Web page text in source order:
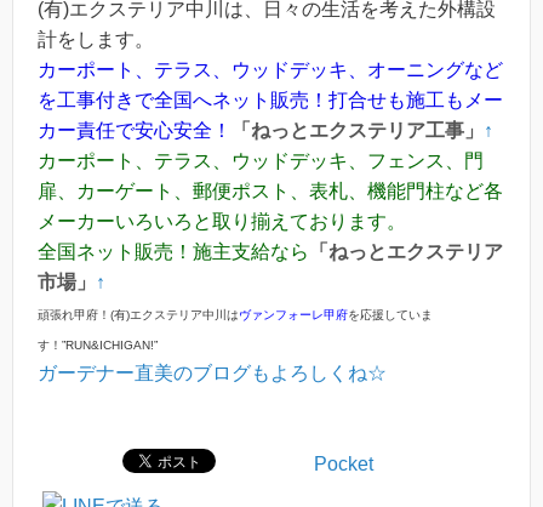
(有)エクステリア中川は、日々の生活を考えた外構設
計をします。
カーポート、テラス、ウッドデッキ、オーニングなど
を工事付きで全国へネット販売！打合せも施工もメー
カー責任で安心安全！
「ねっとエクステリア工事」
↑
カーポート、テラス、ウッドデッキ、フェンス、門
扉、カーゲート、郵便ポスト、表札、機能門柱など各
メーカーいろいろと取り揃えております。
全国ネット販売！施主支給なら
「ねっとエクステリア
市場」
↑
頑張れ甲府！(有)エクステリア中川はヴァンフォーレ甲府を応援していま
す！”RUN&ICHIGAN!”
ガーデナー直美のブログもよろしくね☆
Pocket